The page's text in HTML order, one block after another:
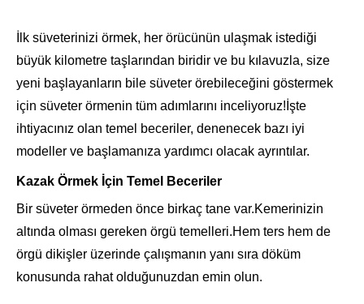
İlk süveterinizi örmek, her örücünün ulaşmak istediği
büyük kilometre taşlarından biridir ve bu kılavuzla, size
yeni başlayanların bile süveter örebileceğini göstermek
için süveter örmenin tüm adımlarını inceliyoruz!İşte
ihtiyacınız olan temel beceriler, denenecek bazı iyi
modeller ve başlamanıza yardımcı olacak ayrıntılar.
Kazak Örmek İçin Temel Beceriler
Bir süveter örmeden önce birkaç tane var.Kemerinizin
altında olması gereken örgü temelleri.Hem ters hem de
örgü dikişler üzerinde çalışmanın yanı sıra döküm
konusunda rahat olduğunuzdan emin olun.